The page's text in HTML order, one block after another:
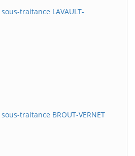
traitance LAVAULT-
traitance BROUT-VERNET